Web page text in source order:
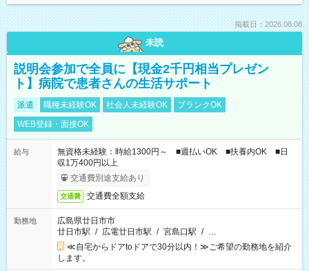
掲載日：2026.08.08
未読
説明会参加で全員に【現金2千円相当プレゼン
ト】病院で患者さんの生活サポート
派遣 職種未経験OK 社会人未経験OK
ブランクOK
WEB登録・面接OK
給与
無資格未経験：時給1300円～ ■週払いOK ■扶養内OK ■日
収1万400円以上
交通費別途支給あり
交通費 交通費全額支給
勤務地
広島県廿日市市
廿日市駅 / 広電廿日市駅 / 宮島口駅 / …
≪自宅からドアtoドアで30分以内！≫ご希望の勤務地を紹介
します。